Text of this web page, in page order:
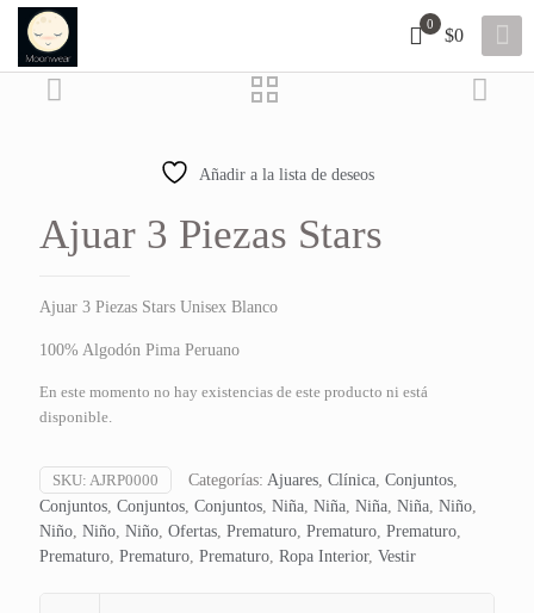
0
$0
Añadir a la lista de deseos
Ajuar 3 Piezas Stars
Ajuar 3 Piezas Stars Unisex Blanco
100% Algodón Pima Peruano
En este momento no hay existencias de este producto ni está
disponible.
SKU: AJRP0000 Categorías: Ajuares, Clínica, Conjuntos,
Conjuntos, Conjuntos, Conjuntos, Niña, Niña, Niña, Niña, Niño,
Niño, Niño, Niño, Ofertas, Prematuro, Prematuro, Prematuro,
Prematuro, Prematuro, Prematuro, Ropa Interior, Vestir